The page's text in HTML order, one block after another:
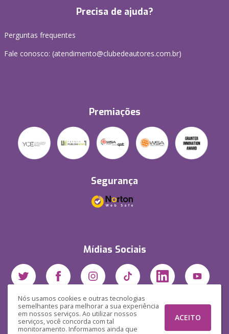
Nós usamos cookies e outras tecnologias
semelhantes para melhorar a sua experiência
em nossos serviços. Ao utilizar nossos
serviços, você concorda com tal
monitoramento. Informamos ainda que
ACEITO
Precisa de ajuda?
Perguntas frequentes
Fale conosco: (atendimento@clubedeautores.com.br)
Premiações
Segurança
Mídias Sociais